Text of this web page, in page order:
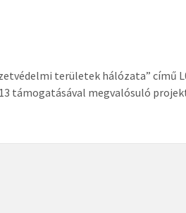
területek hálózata” című
támogatásával megvalósuló